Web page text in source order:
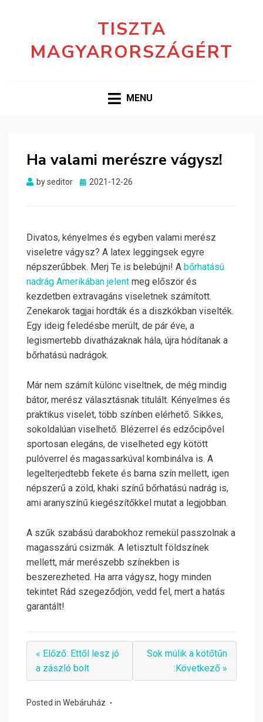
TISZTA
MAGYARORSZÁGÉRT
MENU
Ha valami merészre vágysz!
byseditor
Posted
2021-12-26
Divatos, kényelmes és egyben valami merész
viseletre vágysz? A latex leggingsek egyre
népszerűbbek. Merj Te is belebújni! A bőrhatású
nadrág Amerikában jelent meg először és
kezdetben extravagáns viseletnek számított.
Zenekarok tagjai hordták és a diszkókban viselték.
Egy ideig feledésbe merült, de pár éve, a
legismertebb divatházaknak hála, újra hódítanak a
bőrhatású nadrágok.
Már nem számít különc viseltnek, de még mindig
bátor, merész választásnak titulált. Kényelmes és
praktikus viselet, több színben elérhető. Sikkes,
sokoldalúan viselhető. Blézerrel és edzőcipővel
sportosan elegáns, de viselheted egy kötött
pulóverrel és magassarkúval kombinálva is. A
legelterjedtebb fekete és barna szín mellett, igen
népszerű a zöld, khaki színű bőrhatású nadrág is,
ami aranyszínű kiegészítőkkel mutat a legjobban.
A szűk szabású darabokhoz remekül passzolnak a
magasszárú csizmák. A letisztult földszínek
mellett, már merészebb színekben is
beszerezheted. Ha arra vágysz, hogy minden
tekintet Rád szegeződjön, vedd fel, mert a hatás
garantált!
« Előző: Ettől lesz jó
a zászló bolt
Sok múlik a kötőtűn
:Következő »
Posted in Webáruház